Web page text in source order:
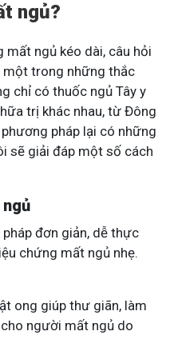
ngủ?
mất ngủ kéo dài, câu hỏi
một trong những thắc
chỉ có thuốc ngủ Tây y
trị khác nhau, từ Đông
pháp lại có những
sẽ giải đáp một số cách
đơn giản, dễ thực
chứng mất ngủ nhẹ.
ong giúp thư giãn, làm
người mất ngủ do